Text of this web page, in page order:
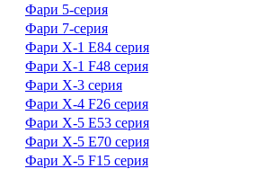
Фари 5-серия
Фари 7-серия
Фари X-1 E84 серия
Фари X-1 F48 серия
Фари X-3 серия
Фари X-4 F26 серия
Фари X-5 E53 серия
Фари X-5 E70 серия
Фари X-5 F15 серия